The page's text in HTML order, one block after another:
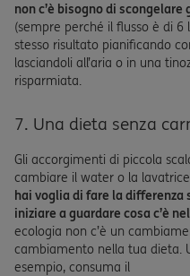
non c’è bisogno di
(sempre perché il flusso è di
stesso risultato pianificando
lasciandoli all’aria o in una
risparmiata.
7. Una dieta senza
Gli accorgimenti di piccola
cambiare il water o la
hai voglia di fare la differenza
iniziare a guardare cosa c’è
ecologia non c’è un
cambiamento nella tua dieta.
esempio, consuma il